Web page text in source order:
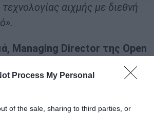
Process My Personal
of the sale, sharing to third parties, or
αιχμής με διεθνή
, Managing Director της Open
θερμά τον Αντιπρόεδρο της
Κωστή Χατζηδάκη, για τον